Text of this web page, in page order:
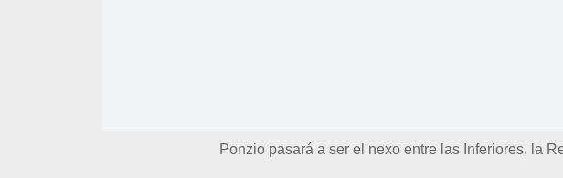
Ponzio pasará a ser el nexo entre las Inferiores, la